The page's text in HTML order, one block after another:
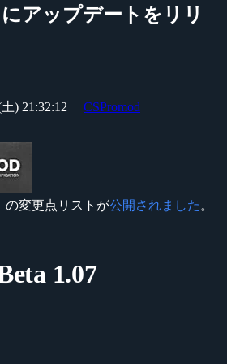
アップデートをリリ
) 21:32:12 CSPromod
の変更点リストが公開されました 。
1.07